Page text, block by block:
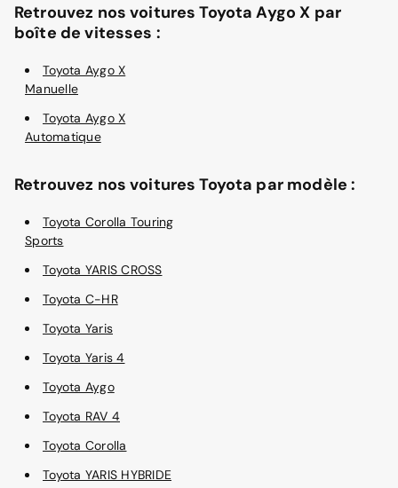
Retrouvez nos voitures Toyota Aygo X par
boîte de vitesses :
Toyota Aygo X
Manuelle
Toyota Aygo X
Automatique
Retrouvez nos voitures Toyota par modèle :
Toyota Corolla Touring
Sports
Toyota YARIS CROSS
Toyota C-HR
Toyota Yaris
Toyota Yaris 4
Toyota Aygo
Toyota RAV 4
Toyota Corolla
Toyota YARIS HYBRIDE